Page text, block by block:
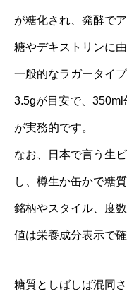
が糖化され、発酵で
糖やデキストリンに由
一般的なラガータイ
3.5gが目安で、
が実務的です。
なお、日本で言う生
し、樽生か缶かで糖
銘柄やスタイル、度
値は栄養成分表示で
糖質としばしば混同